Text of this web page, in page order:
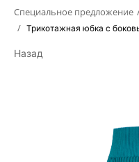
Специальное предложение
/ Трикотажная юбка с
Назад